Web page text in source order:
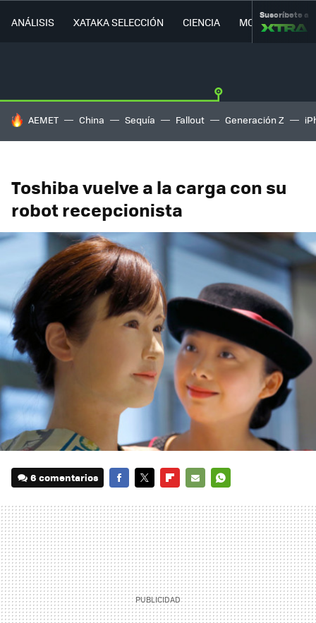
ANÁLISIS XATAKA SELECCIÓN CIENCIA MOVILIDAD
Suscríbete a
HOY SE HABLA DE
AEMET China Sequía Fallout Generación Z
Toshiba vuelve a la carga con su
robot recepcionista
6 comentarios
MAIL